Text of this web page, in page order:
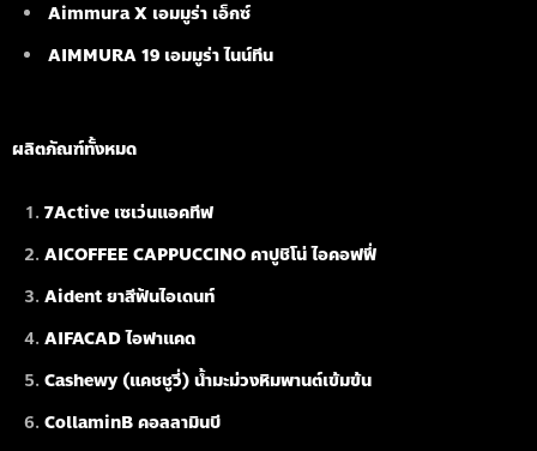
Aimmura X เอมมูร่า เอ็กซ์
AIMMURA 19 เอมมูร่า ไนน์ทีน
ผลิตภัณฑ์ทั้งหมด
7Active เซเว่นแอคทีฟ
AICOFFEE CAPPUCCINO คาปูชิโน่ ไอคอฟฟี่
Aident ยาสีฟันไอเดนท์
AIFACAD ไอฟาแคด
Cashewy (แคชชูวี่) น้ำมะม่วงหิมพานต์เข้มข้น
CollaminB คอลลามินบี